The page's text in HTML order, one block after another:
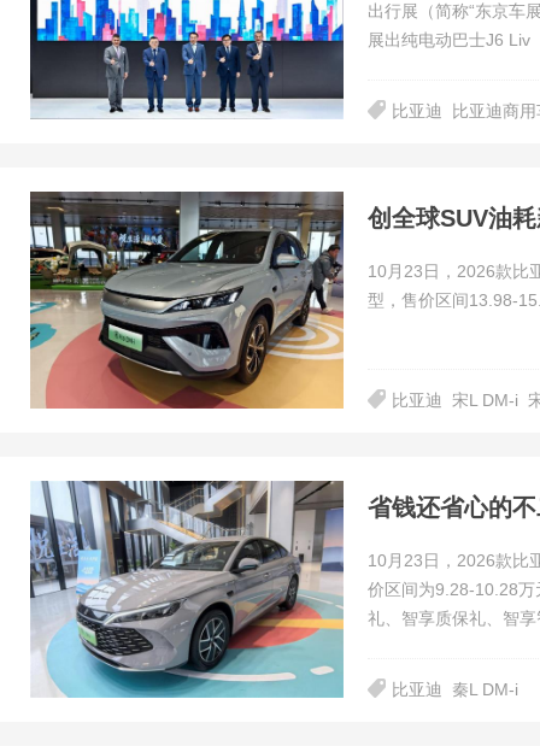
出行展（简称“东京车
展出纯电动巴士J6 Liv
比亚迪 比亚迪商用
创全球SUV油
10月23日，2026款比
型，售价区间13.98-
比亚迪 宋L DM-i
10月23日，2026款比
价区间为9.28-10.28
礼、智享质保礼、智享
比亚迪 秦L DM-i